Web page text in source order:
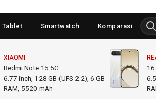
Tablet Smartwatch Komparasi
XIAOMI
Redmi Note 15 5G
6.77 inch, 128 GB (UFS 2.2), 6 GB
RAM 5520 mAh
16